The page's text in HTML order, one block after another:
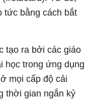
tức bằng cách bắt
tạo ra bởi các giáo
học trong ứng dụng
mọi cấp độ cải
thời gian ngắn kỷ